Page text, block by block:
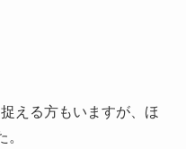
える方もいますが、ほ